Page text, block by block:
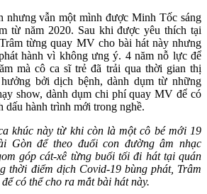
nhưng vẫn một mình được Minh Tốc sáng
từ năm 2020. Sau khi được yêu thích tại
từng quay MV cho bài hát này nhưng
hành vì không ưng ý. 4 năm nỗ lực để
mà cô ca sĩ trẻ đã trải qua thời gian thị
bởi dịch bệnh, dành dụm từ những
show, dành dụm chi phí quay MV để có
dấu hành trình mới trong nghề.
khúc này từ khi còn là một cô bé mới 19
Gòn để theo đuổi con đường âm nhạc
góp cát-xê từng buổi tối đi hát tại quán
thời điểm dịch Covid-19 bùng phát, Trâm
có thể cho ra mắt bài hát này.